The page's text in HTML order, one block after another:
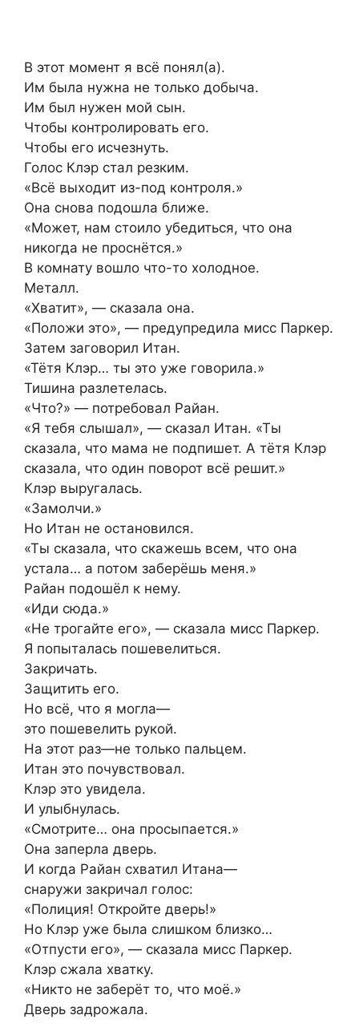
В этот момент я всё понял(а).
Им была нужна не только добыча.
Им был нужен мой сын.
Чтобы контролировать его.
Чтобы его исчезнуть.
Голос Клэр стал резким.
«Всё выходит из-под контроля.»
Она снова подошла ближе.
«Может, нам стоило убедиться, что она
никогда не проснётся.»
В комнату вошло что-то холодное.
Металл.
«Хватит», — сказала она.
«Положи это», — предупредила мисс Паркер.
Затем заговорил Итан.
«Тётя Клэр… ты это уже говорила.»
Тишина разлетелась.
«Что?» — потребовал Райан.
«Я тебя слышал», — сказал Итан. «Ты
сказала, что мама не подпишет. А тётя Клэр
сказала, что один поворот всё решит.»
Клэр выругалась.
«Замолчи.»
Но Итан не остановился.
«Ты сказала, что скажешь всем, что она
устала… а потом заберёшь меня.»
Райан подошёл к нему.
«Иди сюда.»
«Не трогайте его», — сказала мисс Паркер.
Я попыталась пошевелиться.
Закричать.
Защитить его.
Но всё, что я могла—
это пошевелить рукой.
На этот раз—не только пальцем.
Итан это почувствовал.
Клэр это увидела.
И улыбнулась.
«Смотрите… она просыпается.»
Она заперла дверь.
И когда Райан схватил Итана—
снаружи закричал голос:
«Полиция! Откройте дверь!»
Но Клэр уже была слишком близко…
«Отпусти его», — сказала мисс Паркер.
Клэр сжала хватку.
«Никто не заберёт то, что моё.»
Дверь задрожала.